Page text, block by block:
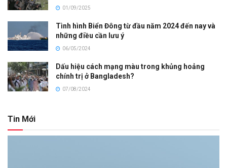
01/09/2025
Tình hình Biển Đông từ đầu năm 2024 đến nay và
những điều cần lưu ý
06/05/2024
Dấu hiệu cách mạng màu trong khủng hoảng
chính trị ở Bangladesh?
07/08/2024
Tin Mới